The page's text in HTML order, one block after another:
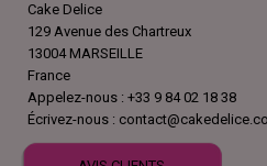
Cake Delice
129 Avenue des Chartreux
13004 MARSEILLE
France
Appelez-nous : +33 9 84 02 18 38
Écrivez-nous :